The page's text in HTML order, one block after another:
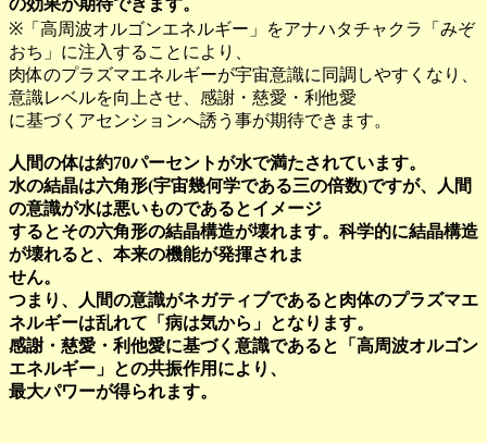
の効果が期待できます。
※「高周波オルゴンエネルギー」をアナハタチャクラ「みぞ
おち」に注入することにより、
肉体のプラズマエネルギーが宇宙意識に同調しやすくなり、
意識レベルを向上させ、感謝・慈愛・利他愛
に基づくアセンションへ誘う事が期待できます。
人間の体は約70パーセントが水で満たされています。
水の結晶は六角形(宇宙幾何学である三の倍数)ですが、人間
の意識が水は悪いものであるとイメージ
するとその六角形の結晶構造が壊れます。科学的に結晶構造
が壊れると、本来の機能が発揮されま
せん。
つまり、人間の意識がネガティブであると肉体のプラズマエ
ネルギーは乱れて「病は気から」となります。
感謝・慈愛・利他愛に基づく意識であると「高周波オルゴン
エネルギー」との共振作用により、
最大パワーが得られます。